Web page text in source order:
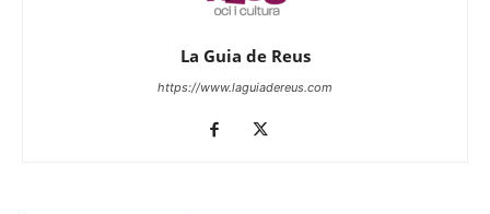
La Guia de Reus
https://www.laguiadereus.com